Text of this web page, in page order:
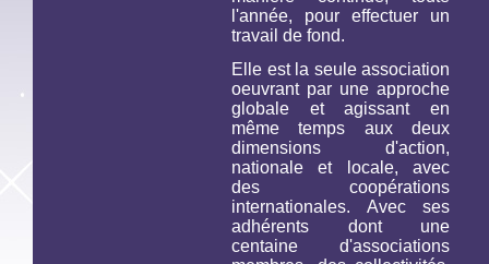
l'année, pour effectuer un
travail de fond.
Elle est la seule association
oeuvrant par une approche
globale et agissant en
même temps aux deux
dimensions d'action,
nationale et locale, avec
des coopérations
internationales. Avec ses
adhérents dont une
centaine d'associations